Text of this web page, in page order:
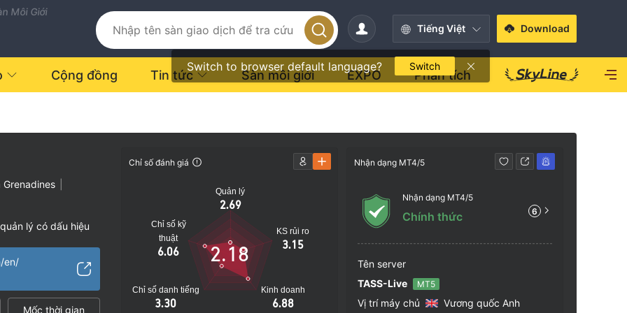
Môi Giới
Tiếng Việt
Switch to browser default language? Switch
Download
Cộng đồng Tin tức Sàn môi giới EXPO Phân tích
giám sát quản lý
Grenadines
lý có dấu hiệu
Nghiệp vụ quốc tế
en/
Mốc thời gian
Chỉ số đánh giá
Quản lý
2.69
Chỉ số kỹ
thuật
6.06
Chỉ số danh tiếng
3.30
Kinh doanh
6.88
KS rủi ro
3.15
2.18
Nhận dạng MT4/5
Nhận dạng MT4/5
Chính thức 6
Tên server
TASS-Live
MT5
Vị trí máy chủ Vương quốc Anh